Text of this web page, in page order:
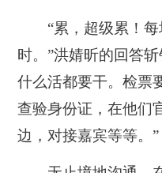
“累，超级累！每
时。”洪婧昕的回答
什么活都要干。检票
查验身份证，在他们
边，对接嘉宾等等。”